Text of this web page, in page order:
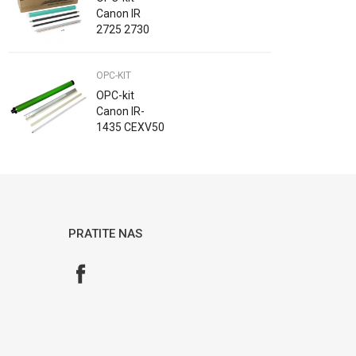
Canon IR
2725 2730
EXV63
OPC-KIT
OPC-kit
Canon IR-
1435 CEXV50
PRATITE NAS